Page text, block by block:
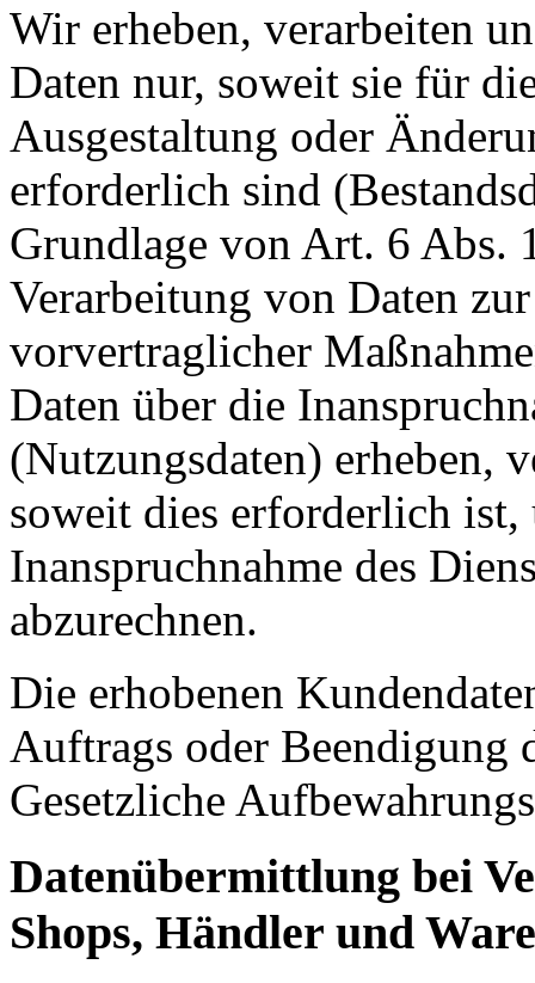
Wir erheben, verarbeiten
Daten nur, soweit sie für
Ausgestaltung oder
erforderlich sind
Grundlage von Art. 6 Abs.
Verarbeitung von Daten
vorvertraglicher
Daten über die
(Nutzungsdaten) erheben,
soweit dies erforderlich ist,
Inanspruchnahme des
abzurechnen.
Die erhobenen
Auftrags oder Beendigung
Gesetzliche
Datenübermittlung bei
Shops, Händler und